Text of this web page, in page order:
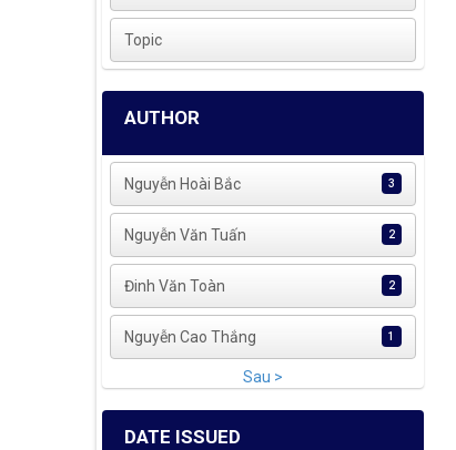
Topic
AUTHOR
Nguyễn Hoài Bắc 3
Nguyễn Văn Tuấn 2
Đinh Văn Toàn 2
Nguyễn Cao Thắng 1
Sau >
DATE ISSUED